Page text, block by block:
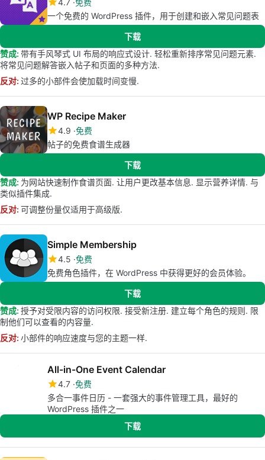
4.7 免费
一个免费的 WordPress 插件，用于创建和嵌入常见问题表
下载
赞成: 带有手风琴式 UI 布局的响应式设计. 轻松重新排序常见问题元素.
将常见问题解答嵌入帖子和页面的多种方法.
反对: 过多的小部件会使加载时间变慢.
WP Recipe Maker
4.9 免费
帖子的免费食谱生成器
下载
赞成: 为网站快速制作食谱页面. 让用户更改基本信息. 显示营养详情. 与
类似插件集成.
反对: 可调整份量仅适用于高级版.
Simple Membership
4.5 免费
免费角色插件，在 WordPress 中获得更好的会员体验。
下载
赞成: 授予对受限内容的访问权限. 接受新注册. 建立每个角色的规则. 限
制他们可以查看的内容量.
反对: 小部件的响应速度与您的主题一样.
All-in-One Event Calendar
4.7 免费
多合一事件日历 - 一套强大的事件管理工具，最好的
WordPress 插件之一
下载